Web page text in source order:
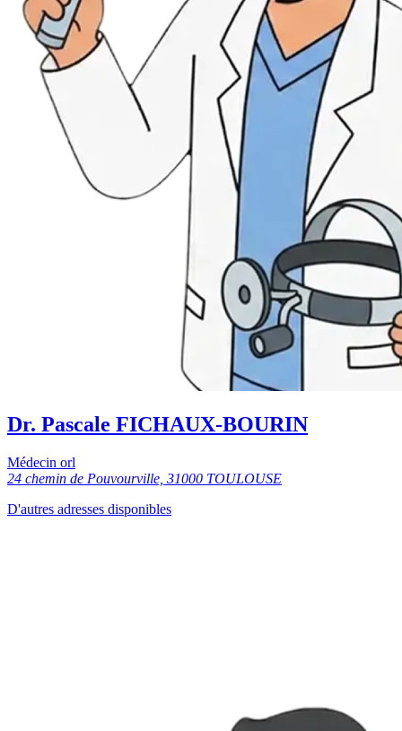
Dr. Pascale FICHAUX-BOURIN
Médecin orl
24 chemin de Pouvourville, 31000 TOULOUSE
D'autres adresses disponibles